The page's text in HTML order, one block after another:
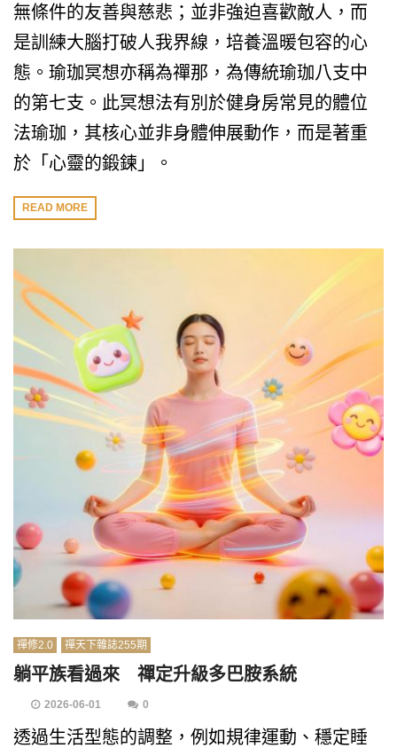
無條件的友善與慈悲；並非強迫喜歡敵人，而
是訓練大腦打破人我界線，培養溫暖包容的心
態。瑜珈冥想亦稱為禪那，為傳統瑜珈八支中
的第七支。此冥想法有別於健身房常見的體位
法瑜珈，其核心並非身體伸展動作，而是著重
於「心靈的鍛鍊」。
READ MORE
禪修2.0 禪天下雜誌255期
躺平族看過來 禪定升級多巴胺系統
2026-06-01 0
透過生活型態的調整，例如規律運動、穩定睡